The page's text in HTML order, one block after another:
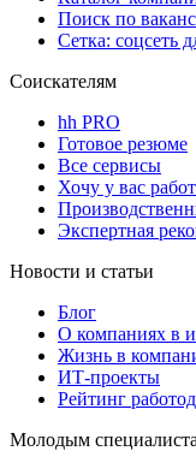
Поиск по
Сетка: соцсеть
Соискателям
hh PRO
Готовое резюме
Все сервисы
Хочу у вас
Экспертная
Новости и статьи
Блог
О компаниях в
Жизнь в
ИТ-проекты
Рейтинг
Молодым